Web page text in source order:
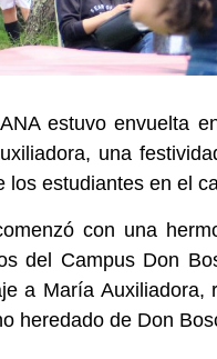
estuvo envuelta
una
los estudiantes en el
con una
del Campus Don
a María
heredado de Don